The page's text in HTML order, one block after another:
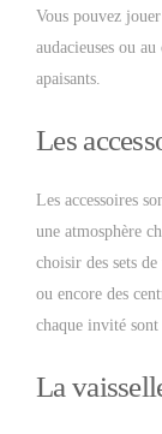
Vous pouvez
audacieuses ou
apaisants.
Les
Les accessoires
une atmosphère
choisir des sets
ou encore des
chaque invité sont
La